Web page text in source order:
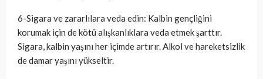
6-Sigara ve zararlılara veda edin: Kalbin gençliğini
korumak için de kötü alışkanlıklara veda etmek şarttır.
Sigara, kalbin yaşını her içimde artırır. Alkol ve hareketsizlik
de damar yaşını yükseltir.